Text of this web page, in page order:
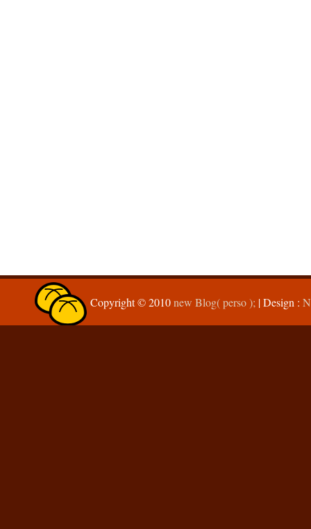
Copyright © 2010new Blog( perso ); | Design :